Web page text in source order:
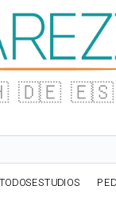
🇩🇪 🇪🇸